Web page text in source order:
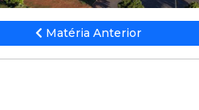
Matéria Anterior